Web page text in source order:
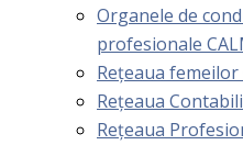
Organele de
profesionale
Rețeaua femeilor
Rețeaua
Rețeaua